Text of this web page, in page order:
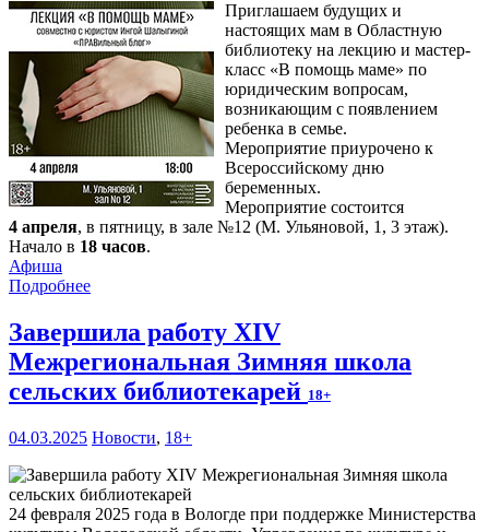
Приглашаем будущих и
настоящих мам в Областную
библиотеку на лекцию и мастер-
класс «В помощь маме» по
юридическим вопросам,
возникающим с появлением
ребенка в семье.
Мероприятие приурочено к
Всероссийскому дню
беременных.
Мероприятие состоится
4 апреля, в пятницу, в зале №12 (М. Ульяновой, 1, 3 этаж).
Начало в 18 часов.
Афиша
Подробнее
Завершила работу XIV
Межрегиональная Зимняя школа
сельских библиотекарей 18+
04.03.2025 Новости, 18+
24 февраля 2025 года в Вологде при поддержке Министерства